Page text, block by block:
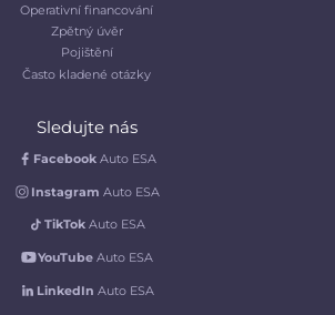
Operativní financování
Zpětný úvěr
Pojištění
Často kladené otázky
Sledujte nás
Facebook Auto ESA
Instagram Auto ESA
TikTok Auto ESA
YouTubeAuto ESA
LinkedIn Auto ESA